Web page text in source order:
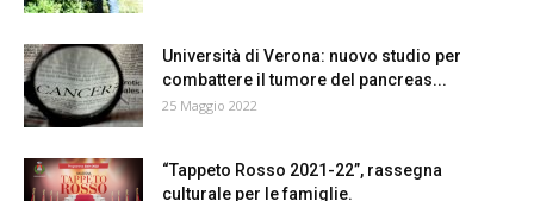
Università di Verona: nuovo studio per
combattere il tumore del pancreas...
25 Maggio 2022
“Tappeto Rosso 2021-22”, rassegna
culturale per le famiglie.